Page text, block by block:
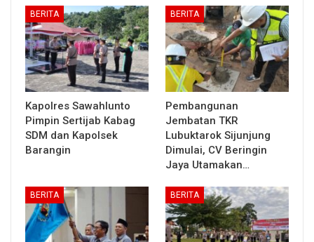
BERITA
Kapolres Sawahlunto
Pimpin Sertijab Kabag
SDM dan Kapolsek
Barangin
BERITA
Pembangunan
Jembatan TKR
Lubuktarok Sijunjung
Dimulai, CV Beringin
Jaya Utamakan…
BERITA BERITA